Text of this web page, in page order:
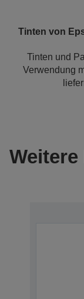
Tinten von
Tinten und
Verwendung